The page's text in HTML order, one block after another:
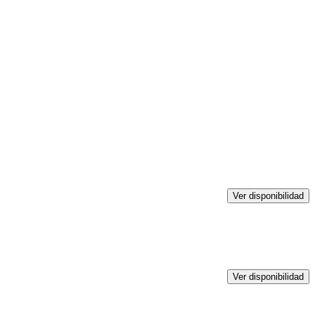
Ver disponibilidad
Ver disponibilidad